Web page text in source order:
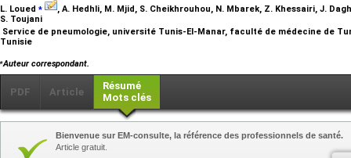
L. Loued ⁎
, A. Hedhli, M. Mjid, S. Cheikhrouhou, N. Mbarek, Z. Khessairi, J.
S. Toujani
Service de pneumologie, université Tunis-El-Manar, faculté de médecine de
Tunisie
⁎Auteur correspondant.
PDF Article
Résumé
Mots clés
Bienvenue sur EM-consulte, la référence des professionnels de santé.
Article gratuit.